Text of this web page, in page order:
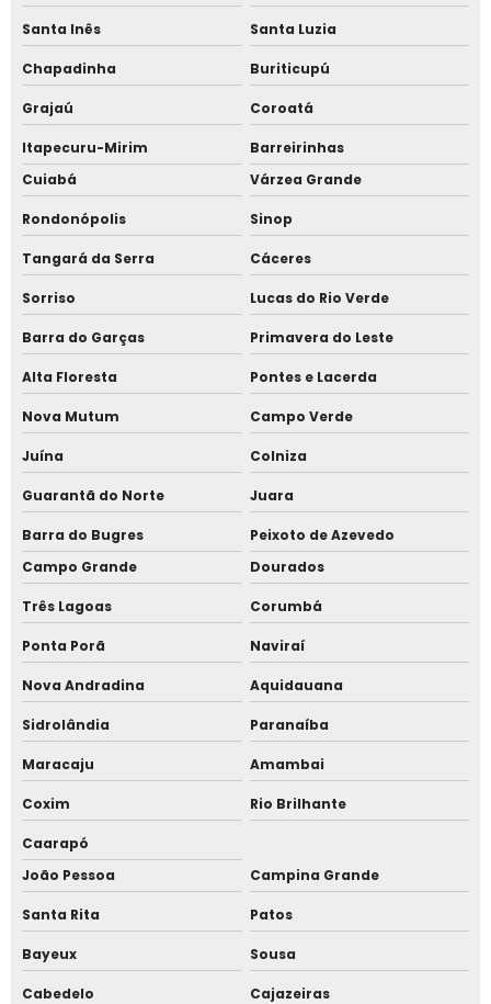
Santa Inês Santa Luzia
Chapadinha Buriticupú
Grajaú Coroatá
Itapecuru-Mirim
Barreirinhas
Cuiabá
Várzea Grande
Rondonópolis Sinop
Tangará da Serra Cáceres
Sorriso Lucas do Rio Verde
Barra do Garças Primavera do Leste
Alta Floresta Pontes e Lacerda
Nova Mutum Campo Verde
Juína Colniza
Guarantã do Norte Juara
Barra do Bugres
Peixoto de Azevedo
Campo Grande
Dourados
Três Lagoas Corumbá
Ponta Porã Naviraí
Nova Andradina Aquidauana
Sidrolândia Paranaíba
Maracaju Amambai
Coxim Rio Brilhante
Caarapó
João Pessoa
Campina Grande
Santa Rita Patos
Bayeux Sousa
Cabedelo Cajazeiras